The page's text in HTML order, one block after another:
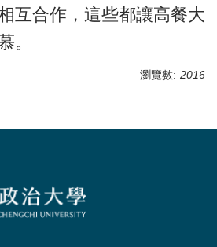
互合作，這些都讓高餐大
。
瀏覽數: 2016